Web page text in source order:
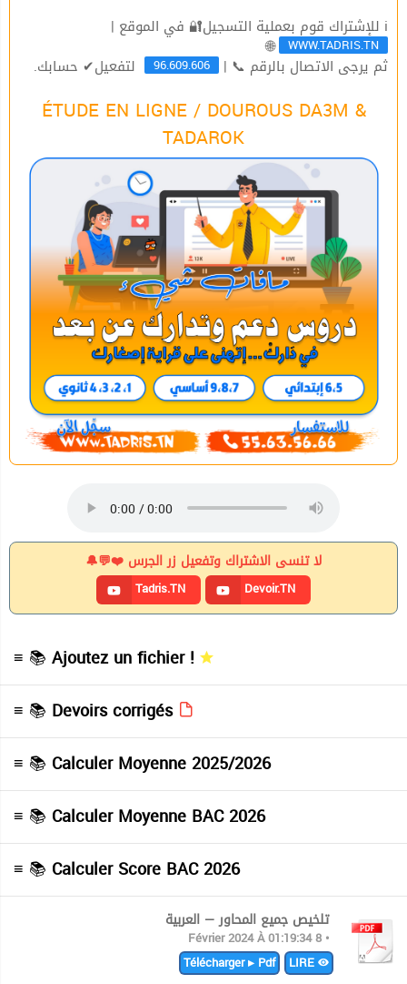
ℹ للإشتراك قوم بعملية التسجيل🔐 في الموقع |
WWW.TADRIS.TN
🌐
ثم يرجى الاتصال بالرقم 📞 | 96.609.606 لتفعيل✔ حسابك.
ÉTUDE EN LIGNE / DOUROUS DA3M &
TADAROK
لا تنسى الاشتراك وتفعيل زر الجرس ❤️💬🔔
Tadris.TN Devoir.TN
≡ 📚 Ajoutez un fichier !
≡ 📚 Devoirs corrigés
≡ 📚 Calculer Moyenne 2025/2026
≡ 📚 Calculer Moyenne BAC 2026
≡ 📚 Calculer Score BAC 2026
تلخيص جميع المحاور — العربية
• 8 Février 2024 À 01:19:34
Télécharger ▸ Pdf